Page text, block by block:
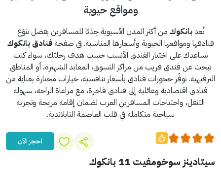
ومواقع حيوية
تُعدبانكوك من أكثر المدن الآسيوية جذبًا للمسافرين بفضل تنوّع
فنادقها ومواقعها الحيوية وأسعارها المناسبة. في صفحةفنادق بانكوك
نساعدك على اختيار الفندق الأنسب حسب هدف رحلتك، سواء كنت
تبحث عن فندق قريب من مراكز التسوق، المعابد الشهيرة، أو المناطق
الترفيهية. نوفّر حجوزات فنادق بأسعار تنافسية، خيارات مختارة بعناية من
فنادق اقتصادية وعائلية إلى فنادق فاخرة، مع مراعاة الراحة، سهولة
التنقل، واحتياجات المسافرين العرب لضمان إقامة مريحة وتجربة
سياحية متكاملة في قلب العاصمة التايلاندية.
احجز الآن
سيتادينز سوخومفيت 11 بانكوك